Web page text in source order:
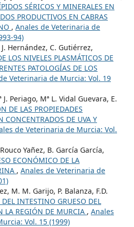
SÉRICOS Y MINERALES EN
PRODUCTIVOS EN CABRAS
, Anales de Veterinaria de
94)
Hernández, C. Gutiérrez,
LOS NIVELES PLASMÁTICOS DE
PATOLOGÍAS DE LOS
Veterinaria de Murcia: Vol. 19
J. Periago, Mª L. Vidal Guevara, E.
DE LAS PROPIEDADES
CONCENTRADOS DE UVA Y
de Veterinaria de Murcia: Vol.
Yañez, B. García García,
ECONÓMICO DE LA
, Anales de Veterinaria de
M. M. Garijo, P. Balanza, F.D.
DEL INTESTINO GRUESO DEL
LA REGIÓN DE MURCIA , Anales
Vol. 15 (1999)